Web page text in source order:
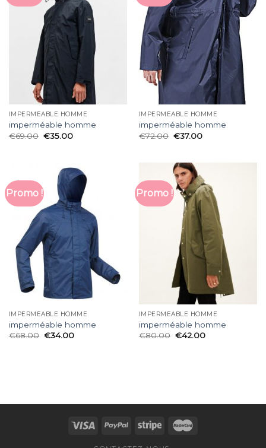
IMPERMÉABLE HOMME
imperméable homme
€69.00 €35.00
IMPERMÉABLE HOMME
imperméable homme
€72.00 €37.00
Promo !
IMPERMÉABLE HOMME
imperméable homme
€68.00 €34.00
Promo !
IMPERMÉABLE HOMME
imperméable homme
€80.00 €42.00